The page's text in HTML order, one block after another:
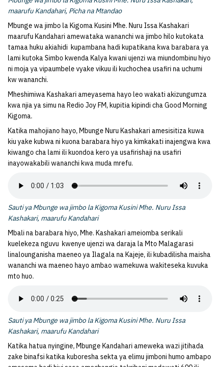
maarufu Kandahari, Picha na Mtandao
Mbunge wa jimbo la Kigoma Kusini Mhe. Nuru Issa Kashakari
maarufu Kandahari amewataka wananchi wa jimbo hilo kutokata
tamaa huku akiahidi kupambana hadi kupatikana kwa barabara ya
lami kutoka Simbo kwenda Kalya kwani ujenzi wa miundombinu hiyo
ni moja ya vipaumbele vyake vikuu ili kuchochea usafiri na uchumi
kw wananchi.
Mheshimiwa Kashakari ameyasema hayo leo wakati akizungumza
kwa njia ya simu na Redio Joy FM, kupitia kipindi cha Good Morning
Kigoma.
Katika mahojiano hayo, Mbunge Nuru Kashakari amesisitiza kuwa
kiu yake kubwa ni kuona barabara hiyo ya kimkakati inajengwa kwa
kiwango cha lami ili kuondoa kero ya usafirishaji na usafiri
inayowakabili wananchi kwa muda mrefu.
Sauti ya Mbunge wa jimbo la Kigoma Kusini Mhe. Nuru Issa
Kashakari, maarufu Kandahari
Mbali na barabara hiyo, Mhe. Kashakari ameiomba serikali
kuelekeza nguvu kwenye ujenzi wa daraja la Mto Malagarasi
linalounganisha maeneo ya Ilagala na Kajeje, ili kubadilisha maisha
wananchi wa maeneo hayo ambao wamekuwa wakiteseka kuvuka
mto huo.
Sauti ya Mbunge wa jimbo la Kigoma Kusini Mhe. Nuru Issa
Kashakari, maarufu Kandahari
Katika hatua nyingine, Mbunge Kandahari ameweka wazi jitihada
zake binafsi katika kuboresha sekta ya elimu jimboni humo ambapo